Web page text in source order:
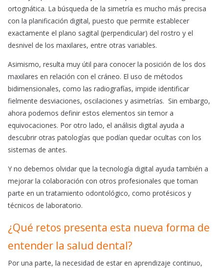
ortognática. La búsqueda de la simetría es mucho más precisa
con la planificación digital, puesto que permite establecer
exactamente el plano sagital (perpendicular) del rostro y el
desnivel de los maxilares, entre otras variables.
Asimismo, resulta muy útil para conocer la posición de los dos
maxilares en relación con el cráneo. El uso de métodos
bidimensionales, como las radiografías, impide identificar
fielmente desviaciones, oscilaciones y asimetrías. Sin embargo,
ahora podemos definir estos elementos sin temor a
equivocaciones. Por otro lado, el análisis digital ayuda a
descubrir otras patologías que podían quedar ocultas con los
sistemas de antes.
Y no debemos olvidar que la tecnología digital ayuda también a
mejorar la colaboración con otros profesionales que toman
parte en un tratamiento odontológico, como protésicos y
técnicos de laboratorio.
¿Qué retos presenta esta nueva forma de
entender la salud dental?
Por una parte, la necesidad de estar en aprendizaje continuo,